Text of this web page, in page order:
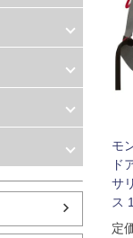
ープ
モ
ド
サ
ス
定